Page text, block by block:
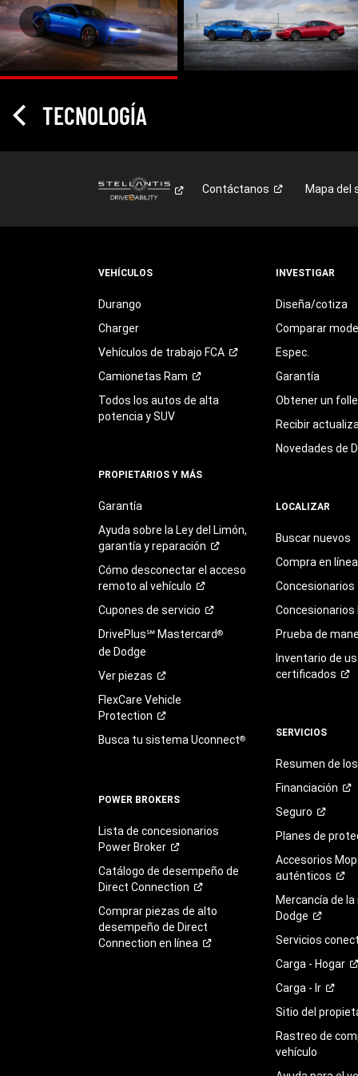
TECNOLOGÍA
Contáctanos Mapa del
VEHÍCULOS
Durango
Charger
Vehículos de trabajo FCA
Camionetas Ram
Todos los autos de alta
potencia y SUV
PROPIETARIOS Y MÁS
Garantía
Ayuda sobre la Ley del Limón,
garantía yreparación
Cómo desconectar el acceso
remoto al vehículo
Cupones de servicio
DrivePlus℠ Mastercard®
de Dodge
Verpiezas
FlexCare Vehicle
Protection
Busca tu sistema Uconnect®
POWER BROKERS
Lista de concesionarios
Power Broker
Catálogo de desempeño de
Direct Connection
Comprar piezas de alto
desempeño de Direct
Connection en línea
INVESTIGAR
Diseña/cotiza
Comparar
Espec.
Garantía
Obtener un
Recibir
Novedades de
LOCALIZAR
Buscar nuevos
Compra en línea
Concesionarios
Concesionarios
Prueba de
Inventario de
certificados
SERVICIOS
Resumen de
Financiación
Seguro
Planes de
Accesorios
auténticos
Mercancía de
Dodge
Servicios
Carga - Hogar
Carga - Ir
Sitio del
Rastreo de
vehículo